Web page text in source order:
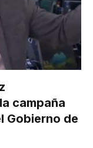
campaña
Gobierno de